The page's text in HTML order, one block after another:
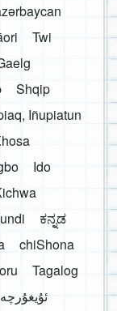
Twi
Shqip
Iñupiatun
Ido
ಕನ್ನಡ
chiShona
Tagalog